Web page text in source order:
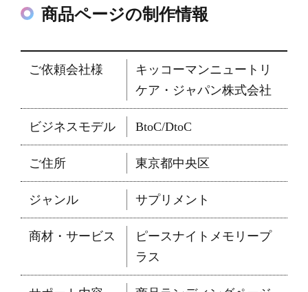
商品ページの制作情報
ご依頼会社様
キッコーマンニュートリ
ケア・ジャパン株式会社
ビジネスモデル BtoC/DtoC
ご住所 東京都中央区
ジャンル サプリメント
商材・サービス
ピースナイトメモリープ
ラス